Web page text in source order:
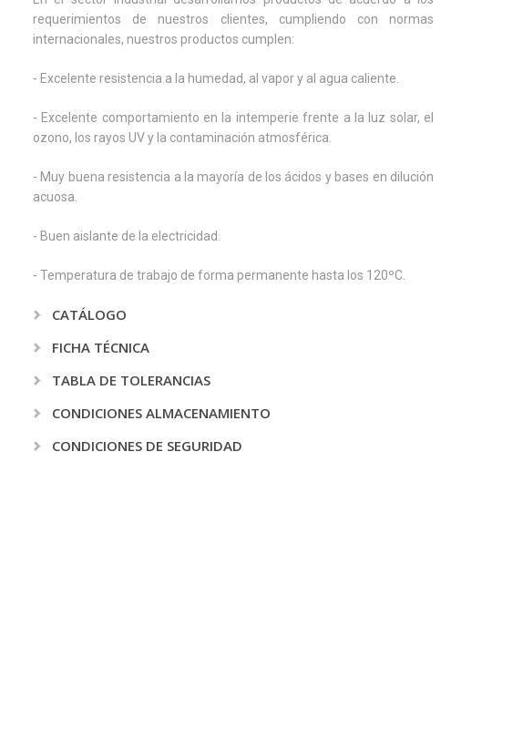
requerimientos de nuestros clientes, cumpliendo con normas
internacionales, nuestros productos cumplen:
- Excelente resistencia a la humedad, al vapor y al agua caliente.
- Excelente comportamiento en la intemperie frente a la luz solar, el
ozono, los rayos UV y la contaminación atmosférica.
- Muy buena resistencia a la mayoría de los ácidos y bases en dilución
acuosa.
- Buen aislante de la electricidad.
- Temperatura de trabajo de forma permanente hasta los 120ºC.
CATÁLOGO
FICHA TÉCNICA
TABLA DE TOLERANCIAS
CONDICIONES ALMACENAMIENTO
CONDICIONES DE SEGURIDAD